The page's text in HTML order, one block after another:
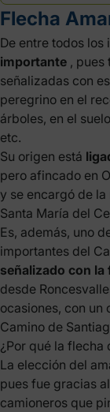
Flecha
De entre todos los
importante , pues
señalizadas con
peregrino en el
árboles, en el
etc.
Su origen está
pero afincado en
y se encargó de
Santa María del
Es, además, uno
importantes del
señalizado con la
desde
ocasiones, con
Camino de
¿Por qué la flecha
La elección del
pues fue gracias
camioneros que